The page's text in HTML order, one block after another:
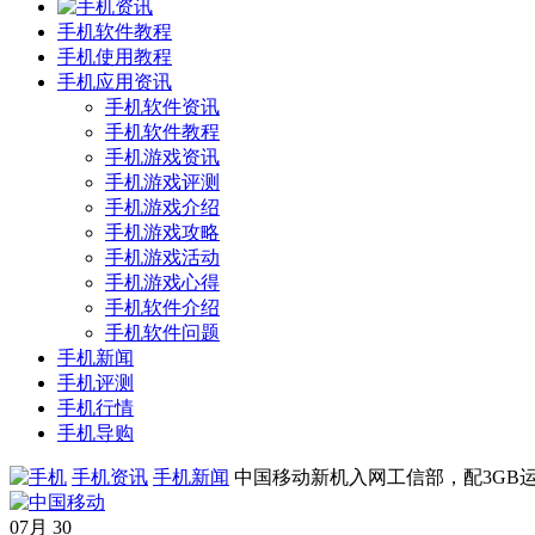
手机软件教程
手机使用教程
手机应用资讯
手机软件资讯
手机软件教程
手机游戏资讯
手机游戏评测
手机游戏介绍
手机游戏攻略
手机游戏活动
手机游戏心得
手机软件介绍
手机软件问题
手机新闻
手机评测
手机行情
手机导购
手机资讯 手机新闻 中国移动新机入网工信部，配3GB
07月 30